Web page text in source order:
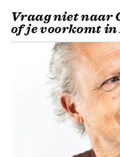
Vraag niet naar
of je voorkomt